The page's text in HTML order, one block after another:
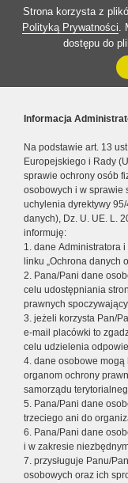
Strona korzysta z
Polityką Prywatności.
dostępu do
Informacja
Na podstawie art. 13
Europejskiego i Rady
sprawie ochrony osób
osobowych i w sprawie
uchylenia dyrektywy
danych), Dz. U. UE. L.
informuję:
1. dane Administratora
linku „Ochrona danych
2. Pana/Pani dane
celu udostępniania
prawnych
3. jeżeli korzysta Pan/
e-mail placówki to
celu udzielenia
4. dane osobowe
organom ochrony
samorządu
5. Pana/Pani dane
trzeciego ani do
6. Pana/Pani dane
i w zakresie
7. przysługuje Panu/
osobowych oraz ich